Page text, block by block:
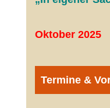
Oktober 2025
Termine &